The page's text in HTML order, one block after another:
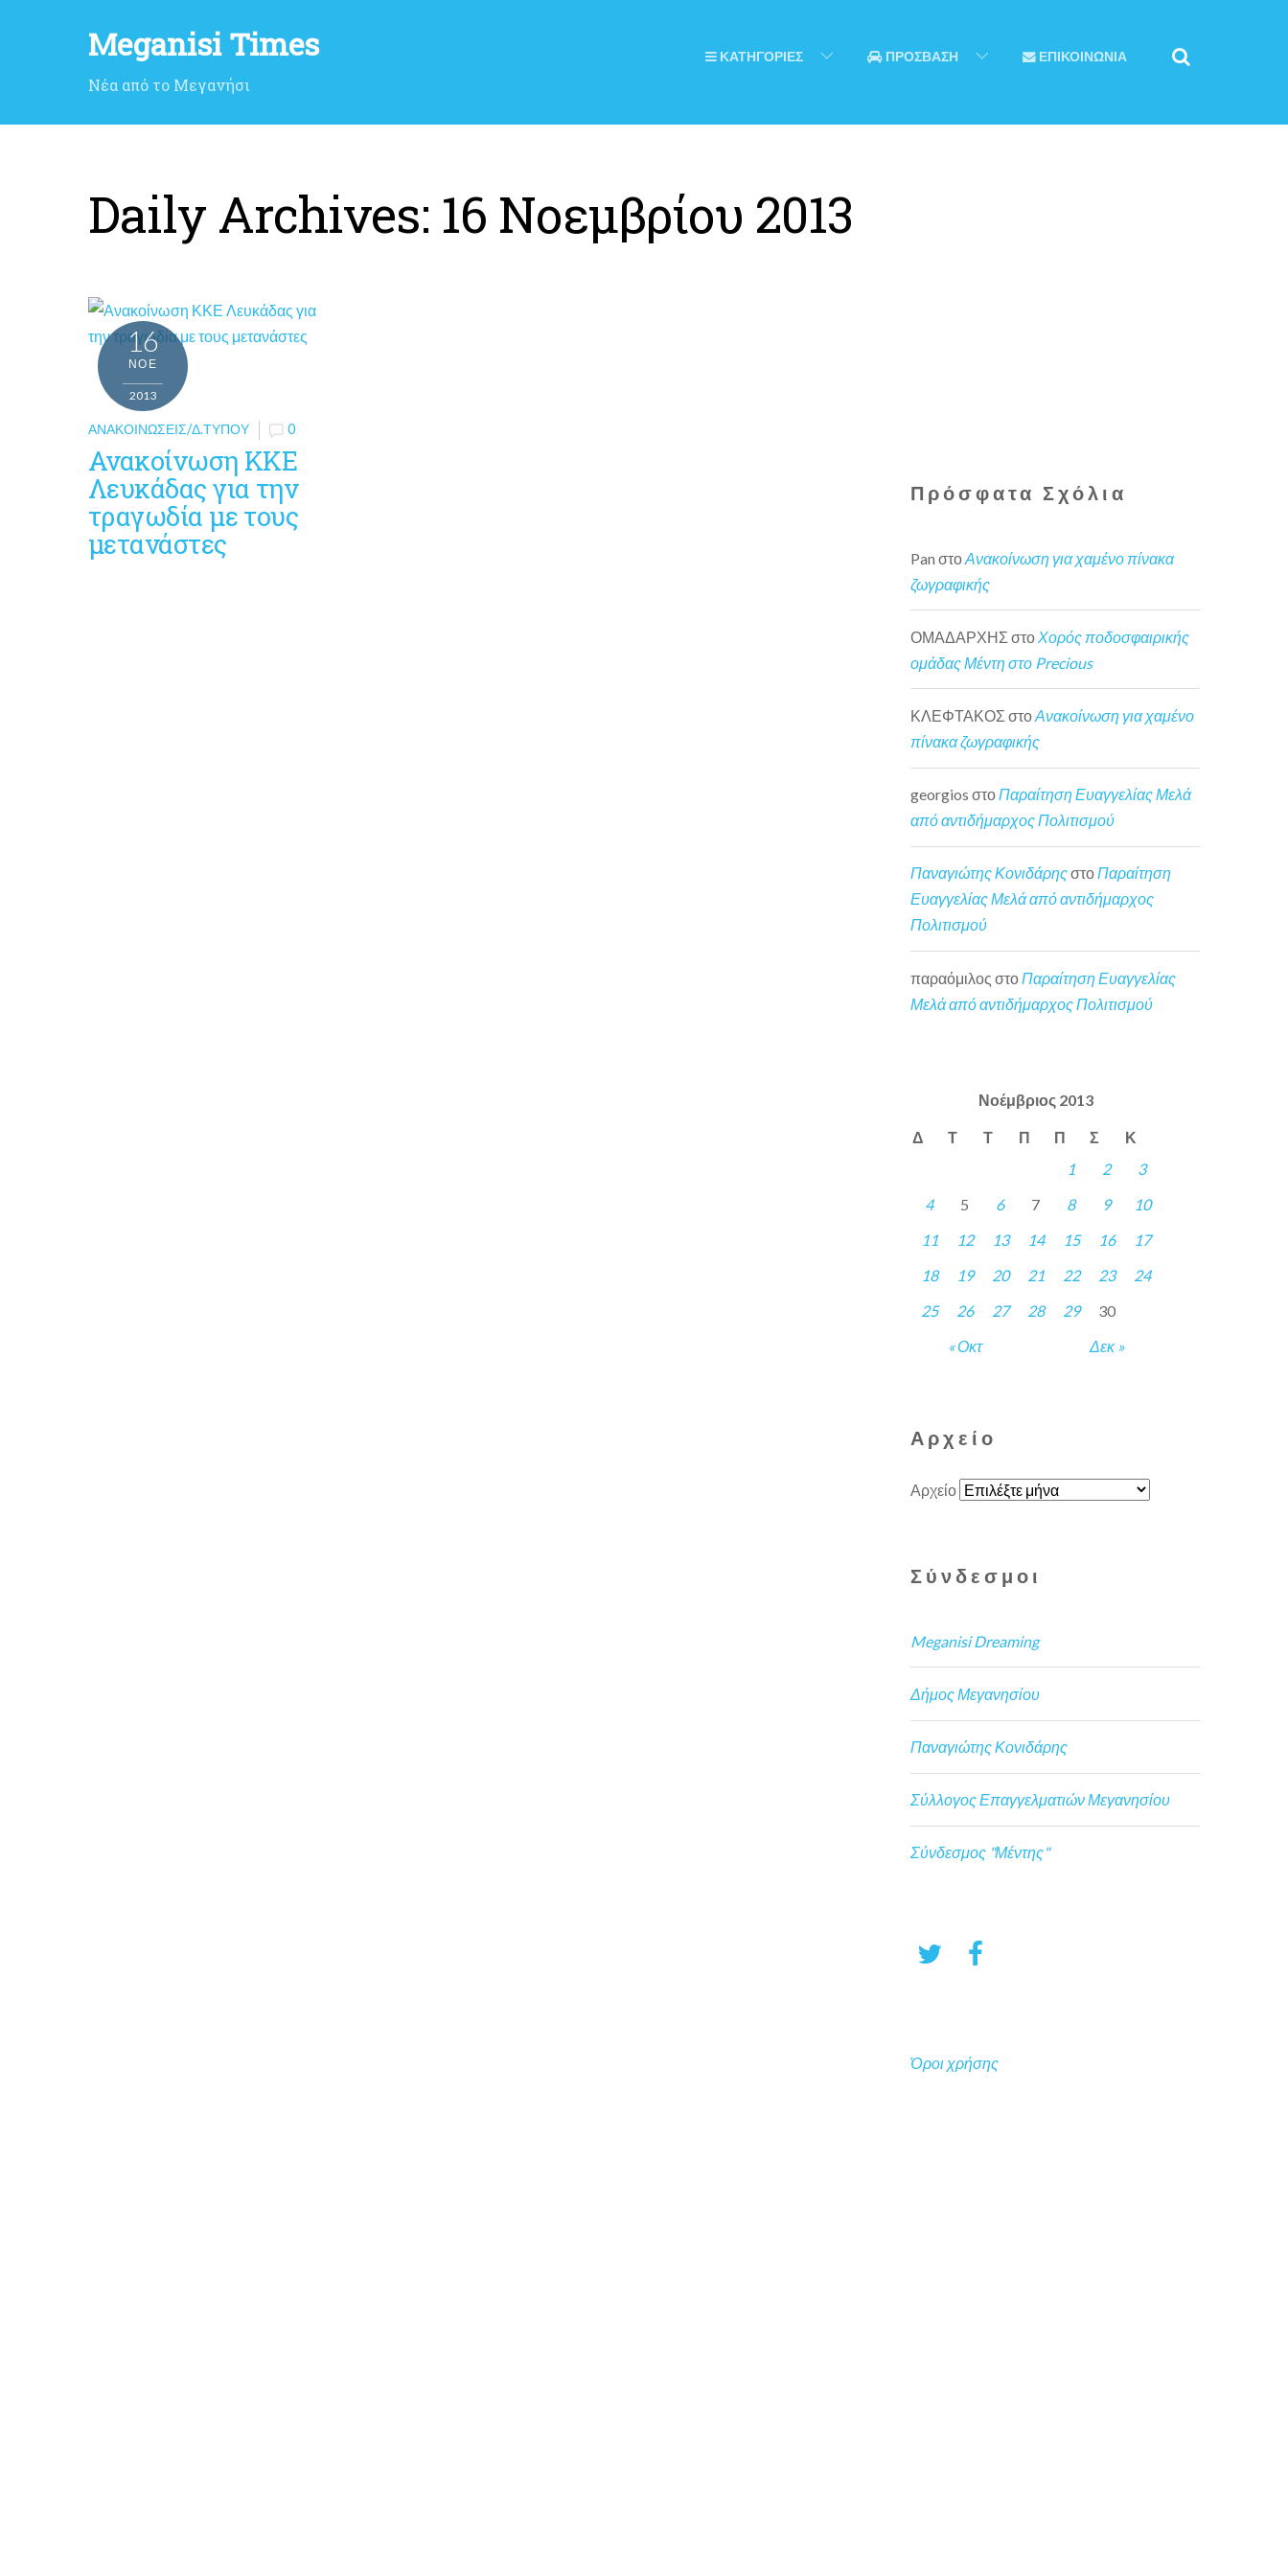
Meganisi Times
Νέα από το Μεγανήσι
ΚΑΤΗΓΟΡΙΕΣ ΠΡΟΣΒΑΣΗ ΕΠΙΚΟΙΝΩΝΙΑ
Daily Archives: 16 Νοεμβρίου 2013
16
ΝΟΈ
2013
ΑΝΑΚΟΙΝΏΣΕΙΣ/Δ.ΤΎΠΟΥ 0
Ανακοίνωση ΚΚΕ
Λευκάδας για την
τραγωδία με τους
μετανάστες
Πρόσφατα Σχόλια
Pan στοΑνακοίνωση για χαμένο πίνακα
ζωγραφικής
ΟΜΑΔΑΡΧΗΣ στο Χορός ποδοσφαιρικής
ομάδας Μέντη στο Precious
ΚΛΕΦΤΑΚΟΣ στοΑνακοίνωση για χαμένο
πίνακα ζωγραφικής
georgios στοΠαραίτηση Ευαγγελίας Μελά
από αντιδήμαρχος Πολιτισμού
Παναγιώτης ΚονιδάρηςστοΠαραίτηση
Ευαγγελίας Μελά από αντιδήμαρχος
Πολιτισμού
παραόμιλος στο Παραίτηση Ευαγγελίας
Μελά από αντιδήμαρχος Πολιτισμού
Νοέμβριος 2013
Δ Τ Τ Π Π Σ Κ
« Οκτ Δεκ »
1 2
3
4
5 6 7 8 9
10
11
12 13 14 15 16
17
18
19 20 21 22 23
24
25
26 27 28 29 30
Αρχείο
Αρχείο
Σύνδεσμοι
Meganisi Dreaming
Δήμος Μεγανησίου
Παναγιώτης Κονιδάρης
Σύλλογος Επαγγελματιών Μεγανησίου
Σύνδεσμος "Μέντης"
Όροι χρήσης